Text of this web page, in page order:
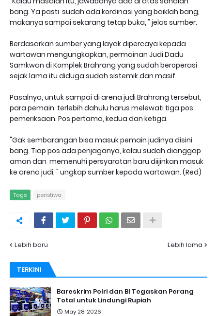
bang. Ya pasti sudah ada kordinasi yang baiklah bang,
makanya sampai sekarang tetap buka, " jelas sumber.
Berdasarkan sumber yang layak dipercaya kepada
wartawan mengungkapkan, permainan Judi Dadu
Samkwan di Komplek Brahrang yang sudah beroperasi
sejak lama itu diduga sudah sistemik dan masif.
Pasalnya, untuk sampai di arena judi Brahrang tersebut,
para pemain terlebih dahulu harus melewati tiga pos
pemeriksaan. Pos pertama, kedua dan ketiga.
"Gak sembarangan bisa masuk pemain judinya disini
bang. Tiap pos ada penjaganya, kalau sudah dianggap
aman dan memenuhi persyaratan baru diijinkan masuk
ke arena judi, " ungkap sumber kepada wartawan. (Red)
Tags peristiwa
Lebih baru Lebih lama
TERKINI
Bareskrim Polri dan BI Tegaskan Perang
Total untuk Lindungi Rupiah
May 28, 2026